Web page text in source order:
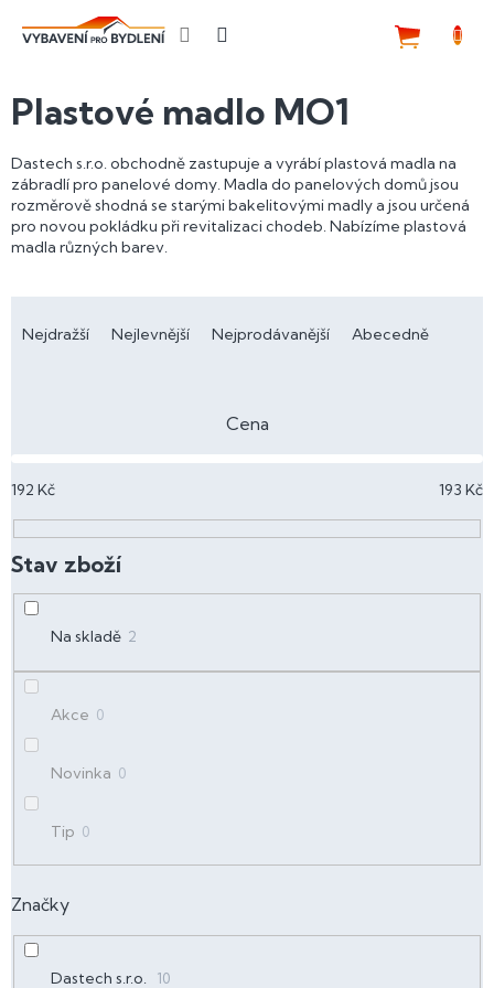
Plastové madlo MO1
Dastech s.r.o. obchodně zastupuje a vyrábí plastová madla na
zábradlí pro panelové domy. Madla do panelových domů jsou
rozměrově shodná se starými bakelitovými madly a jsou určená
pro novou pokládku při revitalizaci chodeb. Nabízíme plastová
madla různých barev.
a
í
r
o
d
u
k
ů
Nejdražší Nejlevnější Nejprodávanější Abecedně
Cena
192 Kč 193 Kč
Na skladě 2
Akce 0
Novinka 0
Tip 0
Značky
Dastech s.r.o. 10